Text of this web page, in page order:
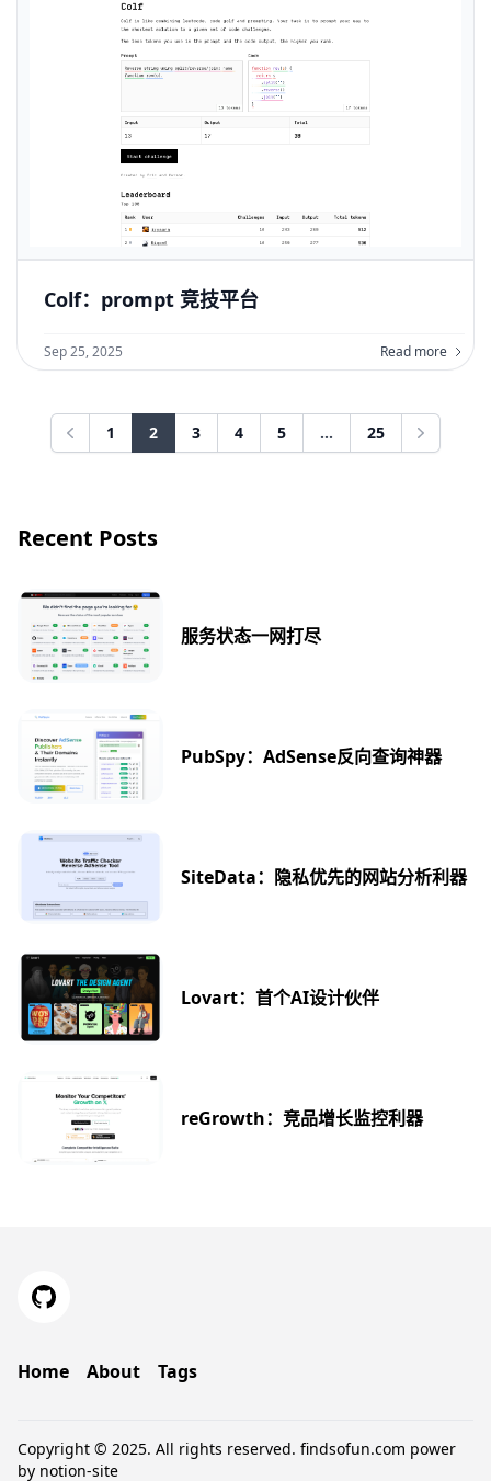
Colf：prompt 竞技平台
Sep 25, 2025 Read more
Previous
1 2 3 4 5 ... 25 Next
Recent Posts
服务状态一网打尽
PubSpy：AdSense反向查询神器
SiteData：隐私优先的网站分析利器
Lovart：首个AI设计伙伴
reGrowth：竞品增长监控利器
Home About Tags
Copyright © 2025. All rights reserved. findsofun.com power
by notion-site